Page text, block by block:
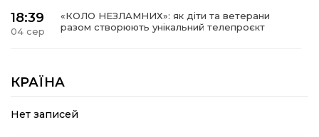
18:39
04 сер
«КОЛО НЕЗЛАМНИХ»: як діти та ветерани
разом створюють унікальний телепроєкт
04 сер
прикордоння до втраченого дому
19:36
Пишіть листи самому собі, або як уникнути
КРАЇНА
Нет записей